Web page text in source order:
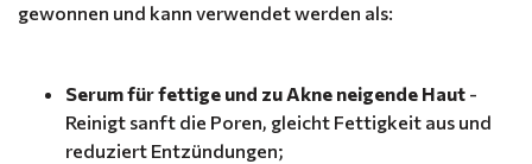
gewonnen und kann verwendet werden als:
Serum für fettige und zu Akne neigende Haut -
Reinigt sanft die Poren, gleicht Fettigkeit aus und
reduziert Entzündungen;